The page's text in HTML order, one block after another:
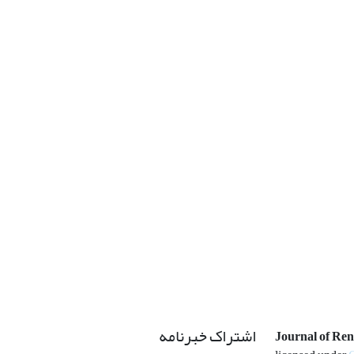
Journal of اشتراک خبرنامه